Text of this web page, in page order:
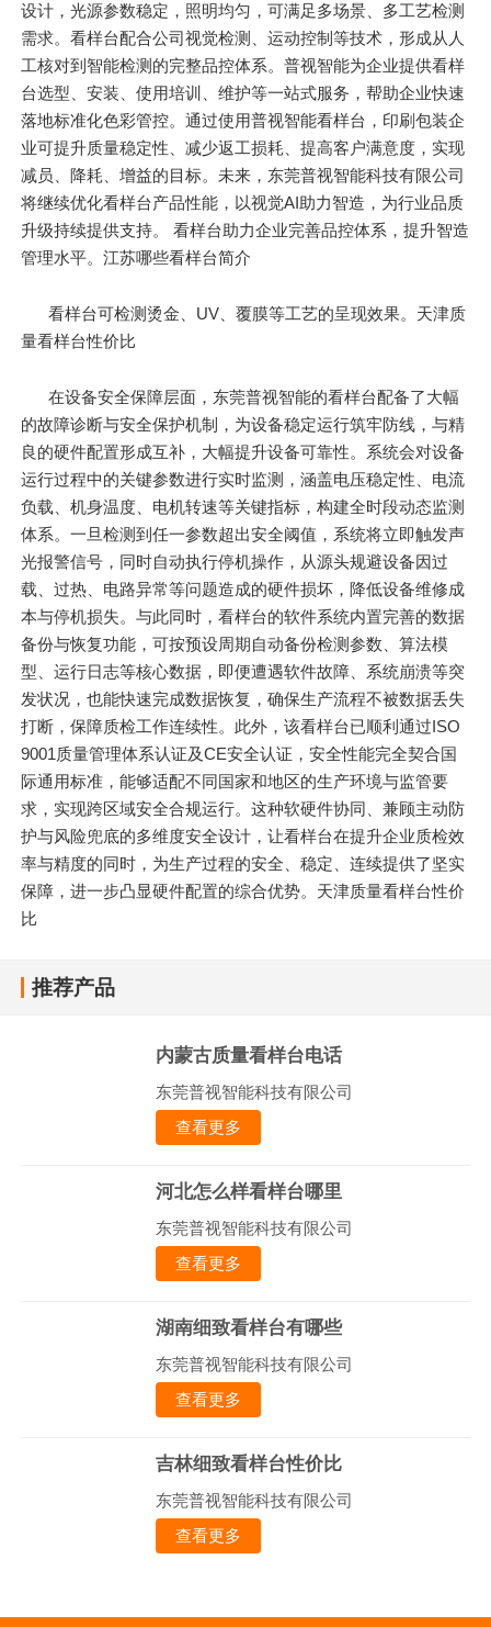
设计，光源参数稳定，照明均匀，可满足多场景、多工艺检测
需求。看样台配合公司视觉检测、运动控制等技术，形成从人
工核对到智能检测的完整品控体系。普视智能为企业提供看样
台选型、安装、使用培训、维护等一站式服务，帮助企业快速
落地标准化色彩管控。通过使用普视智能看样台，印刷包装企
业可提升质量稳定性、减少返工损耗、提高客户满意度，实现
减员、降耗、增益的目标。未来，东莞普视智能科技有限公司
将继续优化看样台产品性能，以视觉AI助力智造，为行业品质
升级持续提供支持。 看样台助力企业完善品控体系，提升智造
管理水平。江苏哪些看样台简介
看样台可检测烫金、UV、覆膜等工艺的呈现效果。天津质
量看样台性价比
在设备安全保障层面，东莞普视智能的看样台配备了大幅
的故障诊断与安全保护机制，为设备稳定运行筑牢防线，与精
良的硬件配置形成互补，大幅提升设备可靠性。系统会对设备
运行过程中的关键参数进行实时监测，涵盖电压稳定性、电流
负载、机身温度、电机转速等关键指标，构建全时段动态监测
体系。一旦检测到任一参数超出安全阈值，系统将立即触发声
光报警信号，同时自动执行停机操作，从源头规避设备因过
载、过热、电路异常等问题造成的硬件损坏，降低设备维修成
本与停机损失。与此同时，看样台的软件系统内置完善的数据
备份与恢复功能，可按预设周期自动备份检测参数、算法模
型、运行日志等核心数据，即便遭遇软件故障、系统崩溃等突
发状况，也能快速完成数据恢复，确保生产流程不被数据丢失
打断，保障质检工作连续性。此外，该看样台已顺利通过ISO
9001质量管理体系认证及CE安全认证，安全性能完全契合国
际通用标准，能够适配不同国家和地区的生产环境与监管要
求，实现跨区域安全合规运行。这种软硬件协同、兼顾主动防
护与风险兜底的多维度安全设计，让看样台在提升企业质检效
率与精度的同时，为生产过程的安全、稳定、连续提供了坚实
保障，进一步凸显硬件配置的综合优势。天津质量看样台性价
比
推荐产品
内蒙古质量看样台电话
东莞普视智能科技有限公司
查看更多
河北怎么样看样台哪里
东莞普视智能科技有限公司
查看更多
湖南细致看样台有哪些
东莞普视智能科技有限公司
查看更多
吉林细致看样台性价比
东莞普视智能科技有限公司
查看更多